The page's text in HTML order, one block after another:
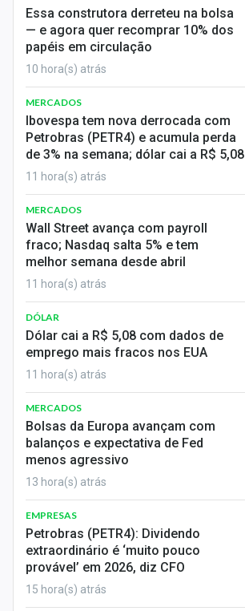
Economia
Empresas
Brasil
Política
Colunas
Especiais
Internacional
Marketing
Tecnologia
Conteúdo de Marca
Sobre
Expediente
Contato
Essa construtora derreteu na bolsa
— e agora quer recomprar 10% dos
papéis em circulação
10 hora(s) atrás
MERCADOS
Ibovespa tem nova derrocada com
Petrobras (PETR4) e acumula perda
de 3% na semana; dólar cai a R$ 5,08
11 hora(s) atrás
MERCADOS
Wall Street avança com payroll
fraco; Nasdaq salta 5% e tem
melhor semana desde abril
11 hora(s) atrás
DÓLAR
Dólar cai a R$ 5,08 com dados de
emprego mais fracos nos EUA
11 hora(s) atrás
MERCADOS
Bolsas da Europa avançam com
balanços e expectativa de Fed
menos agressivo
13 hora(s) atrás
EMPRESAS
Petrobras (PETR4): Dividendo
extraordinário é ‘muito pouco
provável’ em 2026, diz CFO
15 hora(s) atrás